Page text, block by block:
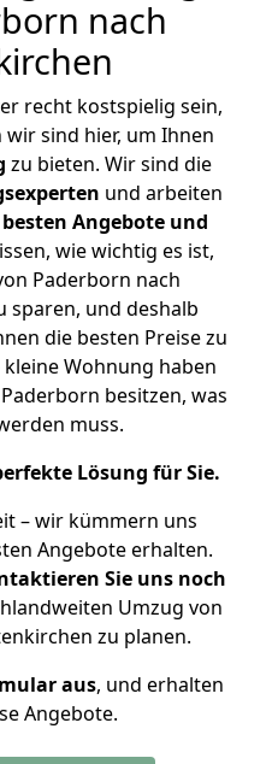
nach
recht kostspielig sein,
sind hier, um Ihnen
zu bieten. Wir sind die
und arbeiten
Angebote und
wie wichtig es ist,
Paderborn nach
sparen, und deshalb
die besten Preise zu
Wohnung haben
besitzen, was
muss.
Lösung für Sie.
– wir kümmern uns
Angebote erhalten.
Sie uns noch
Umzug von
zu planen.
aus, und erhalten
Angebote.